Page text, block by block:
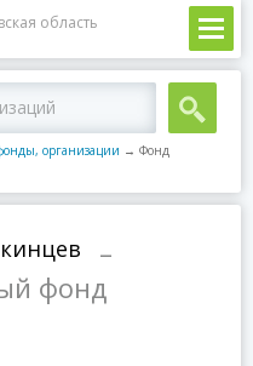
область
организации → Фонд
–
фонд